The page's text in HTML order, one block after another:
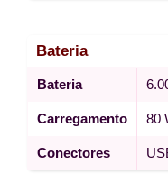
Bateria
Bateria
Carregamento 80
Conectores